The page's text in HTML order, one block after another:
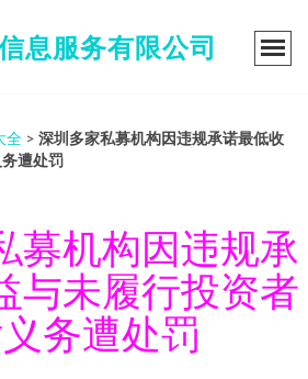
息服务有限公司
全 > 深圳多家私募机构因违规承诺最低收
遭处罚
募机构因违规承
与未履行投资者
务遭处罚